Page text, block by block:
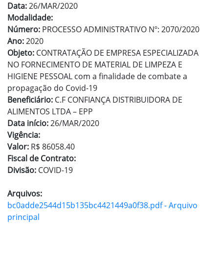
Data:26/MAR/2020
Modalidade:
Número: PROCESSO ADMINISTRATIVO Nº: 2070/2020
Ano:2020
Objeto: CONTRATAÇÃO DE EMPRESA ESPECIALIZADA
NO FORNECIMENTO DE MATERIAL DE LIMPEZA E
HIGIENE PESSOAL com a finalidade de combate a
propagação do Covid-19
Beneficiário: C.F CONFIANÇA DISTRIBUIDORA DE
ALIMENTOS LTDA – EPP
Data início:26/MAR/2020
Vigência:
Valor: R$ 86058.40
Fiscal de Contrato:
Divisão: COVID-19
Arquivos:
bc0adde2544d15b135bc4421449a0f38.pdf - Arquivo
principal